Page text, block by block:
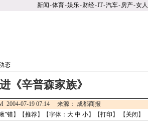
新闻-体育-娱乐-财经-IT-汽车-房产-女人
态
《辛普森家族》
2004-07-19 07:14 来源： 成都商报
”错】【推荐】【字体： 大 中 小】【打印 】 【 关闭 】